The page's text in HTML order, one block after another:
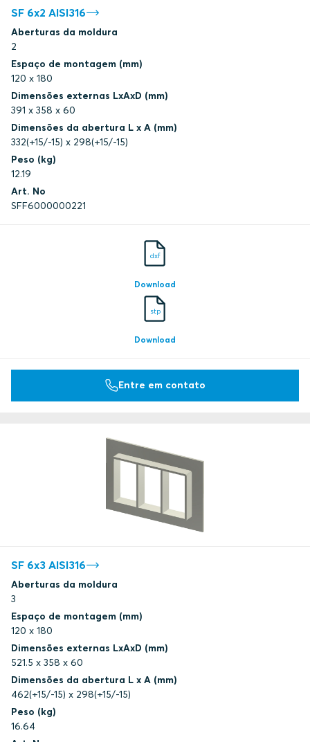
SF 6x2 AISI316
Aberturas da moldura
2
Espaço de montagem (mm)
120 x 180
Dimensões externas LxAxD (mm)
391 x 358 x 60
Dimensões da abertura L x A (mm)
332(+15/-15) x 298(+15/-15)
Peso (kg)
12.19
Art. No
SFF6000000221
dxf
Download
stp
Download
Entre em contato
SF 6x3 AISI316
Aberturas da moldura
3
Espaço de montagem (mm)
120 x 180
Dimensões externas LxAxD (mm)
521.5 x 358 x 60
Dimensões da abertura L x A (mm)
462(+15/-15) x 298(+15/-15)
Peso (kg)
16.64